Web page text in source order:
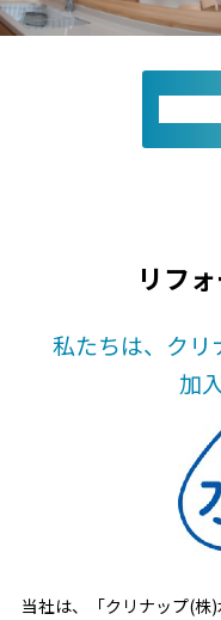
リフ
私たちは、クリ
加
当社は、「クリナップ(株